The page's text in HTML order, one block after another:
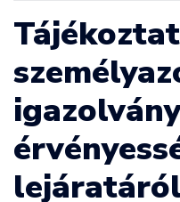
lejáratáról